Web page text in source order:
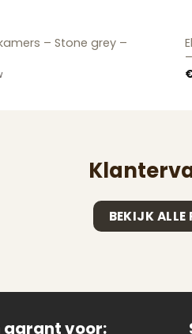
– Stone grey –
BEKIJK ALLE
garant voor: